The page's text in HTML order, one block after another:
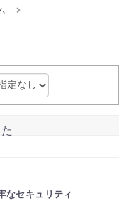
なセキュリティ